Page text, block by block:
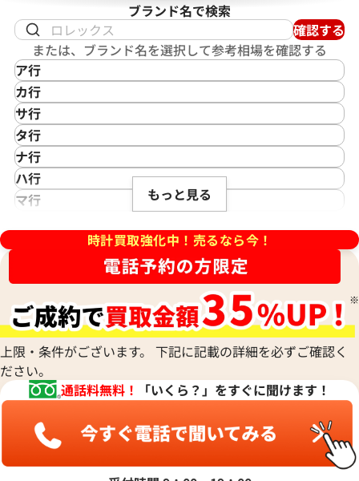
イトジャスト 41 126303 ス
格
点の参考買取価格です
ロレックス デイトジャスト
ホワイトシェル文字盤
参考買取価格
1,970,000
※2026年1月時点の参考買取価
ブランド名で検索
確認する
または、ブランド名を選択して参考相場を確認する
ア行
IKEPOD
アイクポッド
IWC
アイダブリューシー
Azimuth
アジムース
ANONIMO
Alain Silberstein
アラン・シルベスタイン
Armand Nicolet
アルマン・ニコレ
WALTHAM
ウォルサム
HUBLOT
ウブロ
ETERNA
エテルナ
EDOX
エドックス
EBERHARD
カ行
CASIO
カシオ
Cartier
カルティエ
Gaga Milano
ガガミラノ
Quinting
クインティング
Cuervo y Sobrinos
クエルボ・イ・ソブリノス
CVSTOS
クストス
Chronoswiss
クロノスイス
GUCCI
グッチ
Graham
グラハム
Grand Seiko
サ行
Saint Laurent
サンローラン
Shellman
シェルマン
CITIZEN
シチズン
Chopard
ショパール
CHAUMET
ショーメ
Jacob & Co.
ジェイコブ
Gerald Genta
ジェラルド・ジェンタ
Jaeger-LeCoultre
タ行
TAG Heuer
タグ・ホイヤー
Daniel Roth
ダニエル・ロート
TUDOR
チューダー(チュードル)
ティファニー
Dior
ディオール
ナ行
NOMOS Glashütte
ノモス グラスヒュッテ
ハ行
Hamilton
Harry Winston
ハリー・ウィンストン
Patek Philippe
Panerai
パネライ
Parmigiani Fleurier
パルミジャーニ・フルリエ
Piaget
PIERRE KUNZ
ピエール・クンツ
FRANCK MULLER
マ行
MAURICE LACROIX
モーリス・ラクロア
RALPH LAUREN
ラルフ ローレン
リシャール・ミル
Louis Vuitton
ルイ・ヴィトン
Luminox
ルミノックス
Ressence
ROGER DUBUIS
ロジェ・デュブイ
ROLEX
もっと見る
時計買取強化中！売るなら今！
上限・条件がございます。 下記に記載の詳細を必ずご確認く
ださい。
通話料無料！
「いくら？」をすぐに聞けます！